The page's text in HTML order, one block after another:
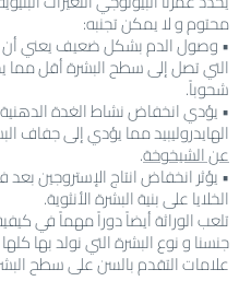
محتوم و لا يمكن تجنبه:
• وصول الدم بشكل ضعيف يعني أن
التي تصل إلى سطح البشرة أقل مما
شحوباً.
• يؤدي انخفاض نشاط الغدة
الهايدروليبيد مما يؤدي إلى جفاف
عن الشيخوخة.
• يؤثر انخفاض انتاج الإستروجين
الخلايا على بنية البشرة الأنثوية.
تلعب الوراثة أيضاً دوراً مهماً في
جنسنا و نوع البشرة التي نولد بها
علامات التقدم بالسن على سطح